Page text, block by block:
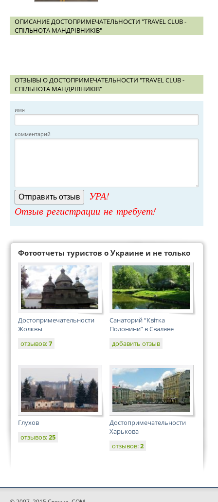
ОПИСАНИЕ ДОСТОПРИМЕЧАТЕЛЬНОСТИ "TRAVEL CLUB -
СПІЛЬНОТА МАНДРІВНИКІВ"
ОТЗЫВЫ О ДОСТОПРИМЕЧАТЕЛЬНОСТИ "TRAVEL CLUB -
СПІЛЬНОТА МАНДРІВНИКІВ"
имя
комментарий
УРА!
Отзыв регистрации не требует!
Фотоотчеты туристов о Украине и не только
Достопримечательности
Жолквы
отзывов:7
Санаторий “Квiтка
Полонини” в Сваляве
добавить отзыв
Глухов
отзывов:25
Достопримечательности
Харькова
отзывов:2